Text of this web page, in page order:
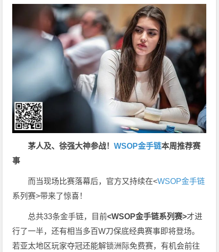
茅人及、徐强大神参战！WSOP金手链本周推荐赛
事
而当现场比赛落幕后，官方又持续在<WSOP金手链
系列赛>带来了惊喜！
总共33条金手链，目前<WSOP金手链系列赛>才进
行了一半，还有相当多百W刀保底经典赛事即将登场。
若亚太地区玩家夺冠还能解锁洲际免费赛，有机会前往